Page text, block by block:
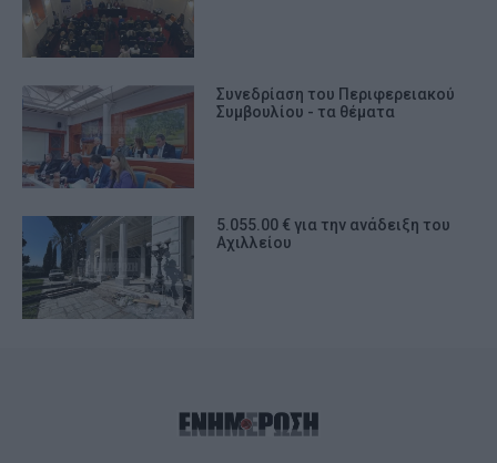
Συνεδρίαση του Περιφερειακού
Συμβουλίου - τα θέματα
5.055.00 € για την ανάδειξη του
Αχιλλείου